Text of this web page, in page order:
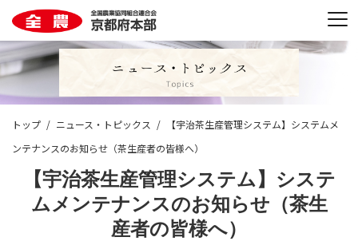
トップ ニュース・トピックス
【宇治茶生産管理システム】システムメ
ンテナンスのお知らせ（茶生産者の皆様へ）
【宇治茶生産管理システム】システ
ムメンテナンスのお知らせ（茶生
産者の皆様へ）